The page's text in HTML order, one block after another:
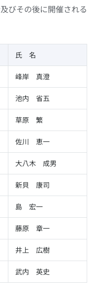
びその後に開催される
氏 名
峰岸 真澄
池内 省五
草原 繁
佐川 恵一
大八木 成男
新貝 康司
島 宏一
藤原 章一
井上 広樹
武内 英史